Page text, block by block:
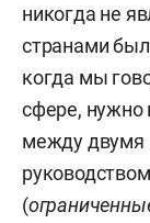
никогда не
странами
когда мы
сфере, нужно
между двумя
(